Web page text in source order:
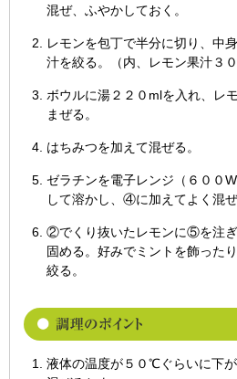
混ぜ、ふやかしておく。
レモンを包丁で半分に切り、中
汁を絞る。（内、レモン果汁３０
ボウルに湯２２０mlを入れ、レ
まぜる。
はちみつを加えて混ぜる。
ゼラチンを電子レンジ（６００
して溶かし、④に加えてよく混ぜ
②でくり抜いたレモンに⑤を注
固める。好みでミントを飾った
絞る。
液体の温度が５０℃ぐらいに下